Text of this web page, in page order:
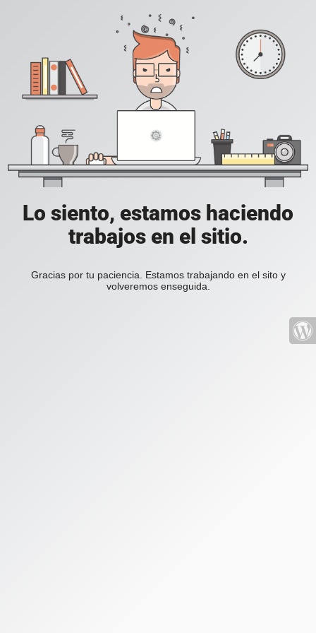
Lo siento, estamos haciendo
trabajos en el sitio.
Gracias por tu paciencia. Estamos trabajando en el sito y
volveremos enseguida.